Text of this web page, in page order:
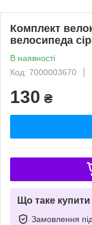
Комплект
велосипеда
В наявності
Код: 7000003670
130 ₴
Що таке
Замовлення